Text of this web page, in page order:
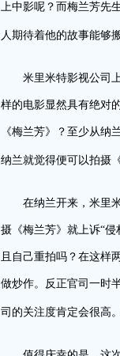
上中影呢？而梅兰芳先
人期待着他的故事能够
米里米特影视公司
样的电影显然具有绝对
《梅兰芳》？至少从纳
纳兰就觉得便可以拍摄
在纳兰开来，米里
摄《梅兰芳》就上诉“
且自己重拍吗？在这样
做炒作。反正官司一时
司的关注度肯定会很高